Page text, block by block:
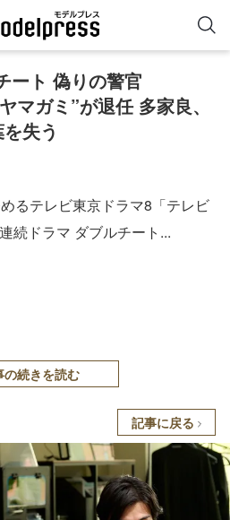
ート 偽りの警官
マガミ”が退任 多家良、
失う
るテレビ東京ドラマ8「テレビ
続ドラマ ダブルチート...
の続きを読む
記事に戻る